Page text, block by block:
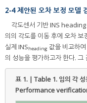
2-4 제안된 오차 보정 모델
각도센서 기반 INS heading
의의 각도를 이동 후에 오차 보
실제 INSheading 값을 비교하
의 성능을 평가하고자 한다. 그
표 1. | Table 1. 임의 각
Performance